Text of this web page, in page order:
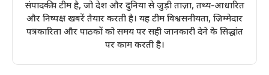
संपादकीय टीम है, जो देश और दुनिया से जुड़ी ताज़ा, तथ्य-आधारित
और निष्पक्ष खबरें तैयार करती है। यह टीम विश्वसनीयता, ज़िम्मेदार
पत्रकारिता और पाठकों को समय पर सही जानकारी देने के सिद्धांत
पर काम करती है।